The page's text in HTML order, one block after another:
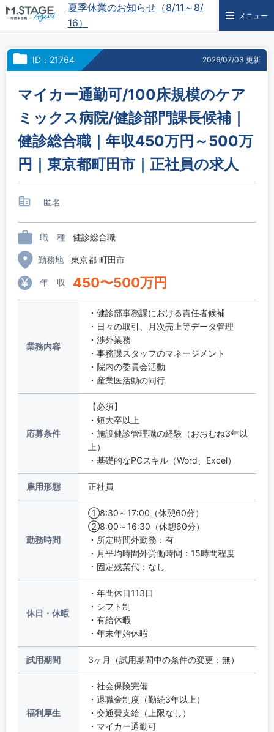
夏季休業のお知らせ（8/11～8/
16）
メニュー
ID：21764 2026/07/03 更新
マイカー通勤可/100床規模のケア
ミックス病院/健診部門課長候補｜
健診総合職｜年収450万円～500万
円｜東京都町田市｜正社員の求人
匿名
職 種 健診総合職
勤務地 東京都 町田市
年 収 450〜500万円
業務内容
・健診部事務課における責任者候補
・日々の取引、月次売上等データ管理
・渉外業務
・事務課スタッフのマネージメント
・院内の委員会活動
・産業医活動の同行
応募条件
【必須】
・短大卒以上
・施設健診管理職の経験（おおむね3年以
上）
・基礎的なPCスキル（Word、Excel）
雇用形態 正社員
勤務時間
①8:30～17:00（休憩60分）
②8:00～16:30（休憩60分）
・所定時間外勤務：有
・月平均時間外労働時間：15時間程度
・固定残業代：なし
休日・休暇
・年間休日113日
・シフト制
・有給休暇
・年末年始休暇
試用期間 3ヶ月（試用期間中の条件の変更：無）
福利厚生
・社会保険完備
・退職金制度（勤続3年以上）
・交通費支給（上限なし）
・マイカー通勤可